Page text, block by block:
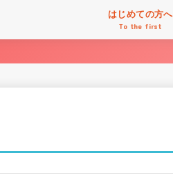
はじめての方へ
To the first